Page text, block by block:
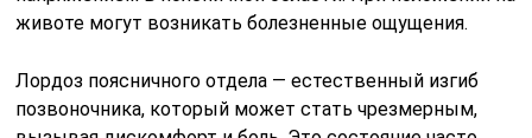
животе могут возникать болезненные ощущения.
Лордоз поясничного отдела — естественный изгиб
позвоночника, который может стать чрезмерным,